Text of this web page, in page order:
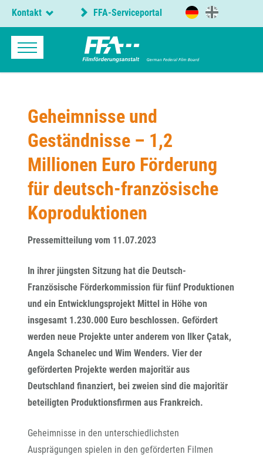
Kontakt FFA-Serviceportal
Geheimnisse und
Geständnisse – 1,2
Millionen Euro Förderung
für deutsch-französische
Koproduktionen
Pressemitteilung vom 11.07.2023
In ihrer jüngsten Sitzung hat die Deutsch-
Französische Förderkommission für fünf Produktionen
und ein Entwicklungsprojekt Mittel in Höhe von
insgesamt 1.230.000 Euro beschlossen. Gefördert
werden neue Projekte unter anderem von Ilker Çatak,
Angela Schanelec und Wim Wenders. Vier der
geförderten Projekte werden majoritär aus
Deutschland finanziert, bei zweien sind die majoritär
beteiligten Produktionsfirmen aus Frankreich.
Geheimnisse in den unterschiedlichsten
Ausprägungen spielen in den geförderten Filmen